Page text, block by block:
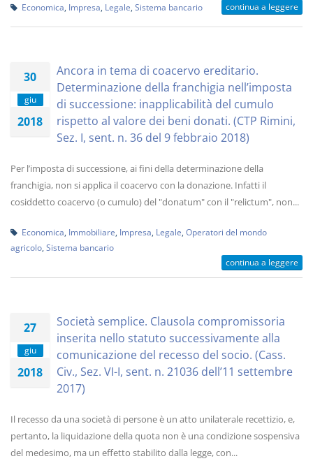
Economica Impresa Legale Sistema bancario continua a leggere
30
giu
2018
Ancora in tema di coacervo ereditario.
Determinazione della franchigia nell’imposta
di successione: inapplicabilità del cumulo
rispetto al valore dei beni donati. (CTP Rimini,
Sez. I, sent. n. 36 del 9 febbraio 2018)
Per l’imposta di successione, ai fini della determinazione della
franchigia, non si applica il coacervo con la donazione. Infatti il
cosiddetto coacervo (o cumulo) del "donatum" con il "relictum", non...
Economica Immobiliare Impresa Legale Operatori del mondo
agricolo Sistema bancario
continua a leggere
27
giu
2018
Società semplice. Clausola compromissoria
inserita nello statuto successivamente alla
comunicazione del recesso del socio. (Cass.
Civ., Sez. VI-I, sent. n. 21036 dell’11 settembre
2017)
Il recesso da una società di persone è un atto unilaterale recettizio, e,
pertanto, la liquidazione della quota non è una condizione sospensiva
del medesimo, ma un effetto stabilito dalla legge, con...